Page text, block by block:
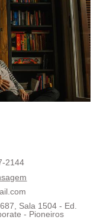
2144
Sala 1504 - Ed.
- Pioneiros